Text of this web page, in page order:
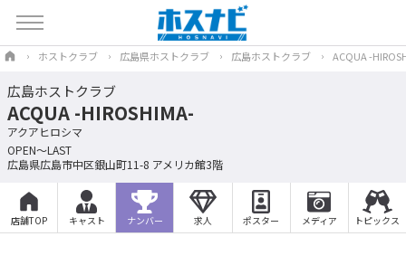
ホストクラブ 広島県ホストクラブ 広島ホストクラブ ACQUA -
広島ホストクラブ
ACQUA -HIROSHIMA-
アクアヒロシマ
OPEN～LAST
広島県広島市中区銀山町11-8 アメリカ館3階
店舗TOP キャスト ナンバー 求人 ポスター メディア トピックス